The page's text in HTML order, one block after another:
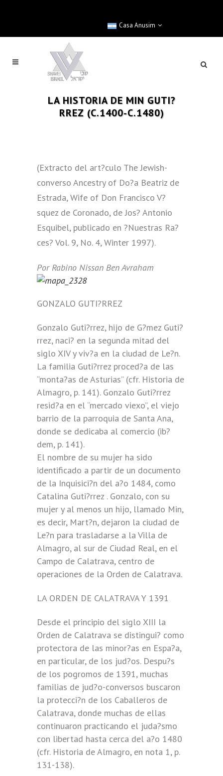
Casa Anusim
LA HISTORIA DE MIN GUTI?
RREZ (C.1400-C.1480)
(Extracto del art?culo The Jewish-
converso Ancestry of Do?a Beatriz de
Estrada, Wife of Don Francisco V?
squez de Coronado, de Jos? Antonio
Esquibel, publicado en ?Nuestras Ra?
ces? Vol. 9, No. 4, Winter 1997).
Por Rabino Nissan Ben Avraham
GONZALO GUTI?RREZ
Gonzalo Guti?rrez, hijo de G?mez Guti?
rrez, naci? en la segunda mitad del
siglo XIV y viv?a en la ciudad de Le?n.
La familia Guti?rrez proced?a de las
“monta?as de Asturias” (cfr. Historia de
Almagro, p. 141). Gonzalo Guti?rrez
resid?a en el “mercado viexo”, el viejo
barrio de la parroquia de Santa Ana,
donde se dedicaba al comercio (ib?
dem, p. 141).
El nombre de su mujer ha sido
identificado a partir de un documento
de la Inquisici?n del a?o 1484, como
Catalina Guti?rrez . Gonzalo, con su
mujer y al menos un hijo, llamado Min,
es decir, Mart?n, dejaron la ciudad de
Le?n para trasladarse a la Villa de
Almagro, al sur de Ciudad Real, en el
Campo de Calatrava, centro de
operaciones de la Orden de Calatrava.
LA ORDEN DE CALATRAVA Y 1391
Desde el principio del siglo XIII la
Orden de Calatrava se distingui? como
protectora de las minor?as en Espa?a,
en particular, de los jud?os. Despu?s
de los pogromos de 1391, muchas
familias de jud?o-conversos buscaron
la protecci?n de los Caballeros de
Calatrava, donde muchas de ellas
continuaron practicando el juda?smo
con libertad hasta cerca del a?o 1480
(cfr. Historia de Almagro, en nota 1, p.
131-138).